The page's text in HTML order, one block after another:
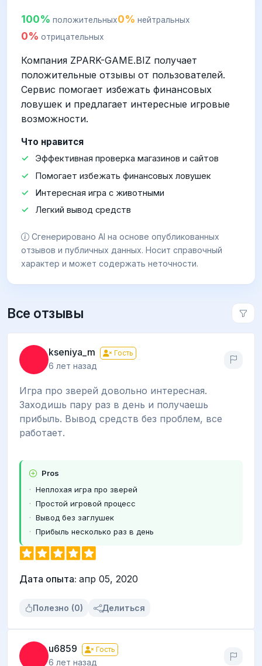
100% положительных0% нейтральных
0% отрицательных
Компания ZPARK-GAME.BIZ получает
положительные отзывы от пользователей.
Сервис помогает избежать финансовых
ловушек и предлагает интересные игровые
возможности.
Что нравится
Эффективная проверка магазинов и сайтов
Помогает избежать финансовых ловушек
Интересная игра с животными
Легкий вывод средств
Сгенерировано AI на основе опубликованных
отзывов и публичных данных. Носит справочный
характер и может содержать неточности.
Все отзывы
kseniya_m Гость
6 лет назад
Игра про зверей довольно интересная.
Заходишь пару раз в день и получаешь
прибыль. Вывод средств без проблем, все
работает.
Pros
Неплохая игра про зверей
Простой игровой процесс
Вывод без заглушек
Прибыль несколько раз в день
Дата опыта: апр 05, 2020
Полезно (0) Делиться
u6859 Гость
6 лет назад